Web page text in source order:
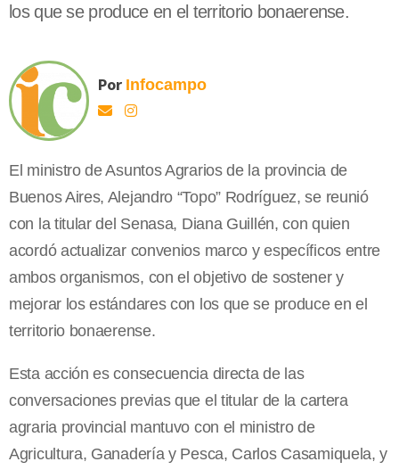
los que se produce en el territorio bonaerense.
Por Infocampo
El ministro de Asuntos Agrarios de la provincia de
Buenos Aires, Alejandro “Topo” Rodríguez, se reunió
con la titular del Senasa, Diana Guillén, con quien
acordó actualizar convenios marco y específicos entre
ambos organismos, con el objetivo de sostener y
mejorar los estándares con los que se produce en el
territorio bonaerense.
Esta acción es consecuencia directa de las
conversaciones previas que el titular de la cartera
agraria provincial mantuvo con el ministro de
Agricultura, Ganadería y Pesca, Carlos Casamiquela, y